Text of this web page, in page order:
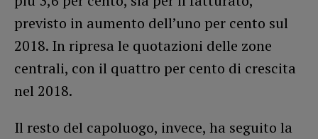
previsto in aumento dell’uno per cento sul
2018. In ripresa le quotazioni delle zone
centrali, con il quattro per cento di crescita
nel 2018.
Il resto del capoluogo, invece, ha seguito la